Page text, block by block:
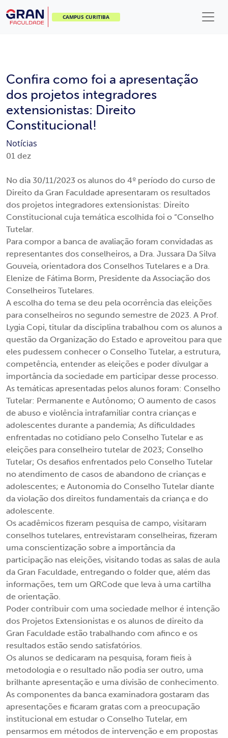
CAMPUS CURITIBA
Confira como foi a apresentação
dos projetos integradores
extensionistas: Direito
Constitucional!
Notícias
01 dez
No dia 30/11/2023 os alunos do 4º período do curso de
Direito da Gran Faculdade apresentaram os resultados
dos projetos integradores extensionistas: Direito
Constitucional cuja temática escolhida foi o “Conselho
Tutelar.
Para compor a banca de avaliação foram convidadas as
representantes dos conselheiros, a Dra. Jussara Da Silva
Gouveia, orientadora dos Conselhos Tutelares e a Dra.
Elenize de Fátima Borm, Presidente da Associação dos
Conselheiros Tutelares.
A escolha do tema se deu pela ocorrência das eleições
para conselheiros no segundo semestre de 2023. A Prof.
Lygia Copi, titular da disciplina trabalhou com os alunos a
questão da Organização do Estado e aproveitou para que
eles pudessem conhecer o Conselho Tutelar, a estrutura,
competência, entender as eleições e poder divulgar a
importância da sociedade em participar desse processo.
As temáticas apresentadas pelos alunos foram: Conselho
Tutelar: Permanente e Autônomo; O aumento de casos
de abuso e violência intrafamiliar contra crianças e
adolescentes durante a pandemia; As dificuldades
enfrentadas no cotidiano pelo Conselho Tutelar e as
eleições para conselheiro tutelar de 2023; Conselho
Tutelar; Os desafios enfrentados pelo Conselho Tutelar
no atendimento de casos de abandono de crianças e
adolescentes; e Autonomia do Conselho Tutelar diante
da violação dos direitos fundamentais da criança e do
adolescente.
Os acadêmicos fizeram pesquisa de campo, visitaram
conselhos tutelares, entrevistaram conselheiras, fizeram
uma conscientização sobre a importância da
participação nas eleições, visitando todas as salas de aula
da Gran Faculdade, entregando o folder que, além das
informações, tem um QRCode que leva à uma cartilha
de orientação.
Poder contribuir com uma sociedade melhor é intenção
dos Projetos Extensionistas e os alunos de direito da
Gran Faculdade estão trabalhando com afinco e os
resultados estão sendo satisfatórios.
Os alunos se dedicaram na pesquisa, foram fieis à
metodologia e o resultado não podia ser outro, uma
brilhante apresentação e uma divisão de conhecimento.
As componentes da banca examinadora gostaram das
apresentações e ficaram gratas com a preocupação
institucional em estudar o Conselho Tutelar, em
pensarmos em métodos de intervenção e em propostas